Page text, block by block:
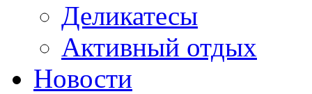
Деликатесы
Активный отдых
Новости